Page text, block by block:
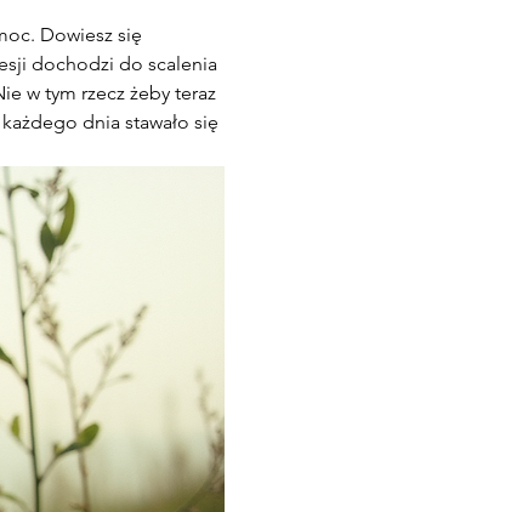
Dowiesz się
dochodzi do scalenia
w tym rzecz żeby teraz
dnia stawało się